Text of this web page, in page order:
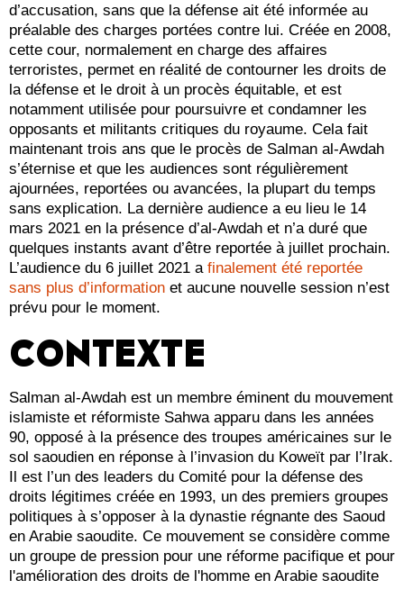
d’accusation, sans que la défense ait été informée au
préalable des charges portées contre lui. Créée en 2008,
cette cour, normalement en charge des affaires
terroristes, permet en réalité de contourner les droits de
la défense et le droit à un procès équitable, et est
notamment utilisée pour poursuivre et condamner les
opposants et militants critiques du royaume. Cela fait
maintenant trois ans que le procès de Salman al-Awdah
s’éternise et que les audiences sont régulièrement
ajournées, reportées ou avancées, la plupart du temps
sans explication. La dernière audience a eu lieu le 14
mars 2021 en la présence d’al-Awdah et n’a duré que
quelques instants avant d’être reportée à juillet prochain.
L’audience du 6 juillet 2021 a finalement été reportée
sans plus d’information et aucune nouvelle session n’est
prévu pour le moment.
CONTEXTE
Salman al-Awdah est un membre éminent du mouvement
islamiste et réformiste Sahwa apparu dans les années
90, opposé à la présence des troupes américaines sur le
sol saoudien en réponse à l’invasion du Koweït par l’Irak.
Il est l’un des leaders du Comité pour la défense des
droits légitimes créée en 1993, un des premiers groupes
politiques à s’opposer à la dynastie régnante des Saoud
en Arabie saoudite. Ce mouvement se considère comme
un groupe de pression pour une réforme pacifique et pour
l'amélioration des droits de l'homme en Arabie saoudite